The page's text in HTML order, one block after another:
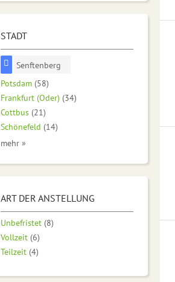
STADT
Senftenberg
Potsdam (58)
Frankfurt (Oder) (34)
Cottbus (21)
Schönefeld (14)
mehr »
ART DER ANSTELLUNG
Unbefristet (8)
Vollzeit (6)
Teilzeit (4)